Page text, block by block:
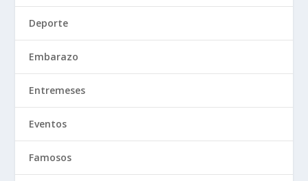
Deporte
Embarazo
Entremeses
Eventos
Famosos